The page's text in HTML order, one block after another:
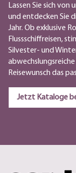
Lassen Sie sich von
und entdecken Sie
Jahr. Ob exklusive
Flussschiffreisen,
Silvester- und
Reisewunsch das
Jetzt Kataloge